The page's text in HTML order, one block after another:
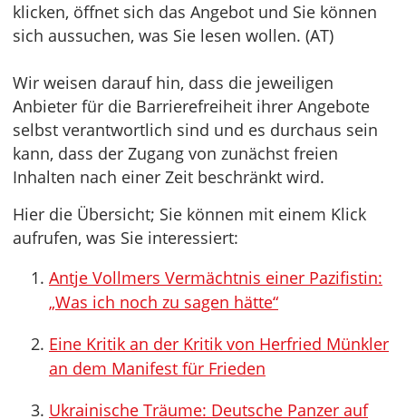
klicken, öffnet sich das Angebot und Sie können
sich aussuchen, was Sie lesen wollen. (AT)
Wir weisen darauf hin, dass die jeweiligen
Anbieter für die Barrierefreiheit ihrer Angebote
selbst verantwortlich sind und es durchaus sein
kann, dass der Zugang von zunächst freien
Inhalten nach einer Zeit beschränkt wird.
Hier die Übersicht; Sie können mit einem Klick
aufrufen, was Sie interessiert:
Antje Vollmers Vermächtnis einer Pazifistin:
„Was ich noch zu sagen hätte“
Eine Kritik an der Kritik von Herfried Münkler
an dem Manifest für Frieden
Ukrainische Träume: Deutsche Panzer auf